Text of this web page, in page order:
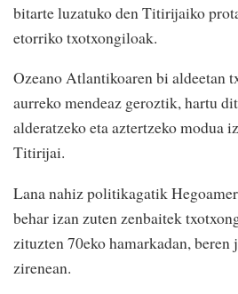
bitarte luzatuko den Titirijaiko
etorriko txotxongiloak.
Ozeano Atlantikoaren bi aldeetan
aurreko mendeaz geroztik, hartu
alderatzeko eta aztertzeko modua
Titirijai.
Lana nahiz politikagatik
behar izan zuten zenbaitek
zituzten 70eko hamarkadan,
zirenean.